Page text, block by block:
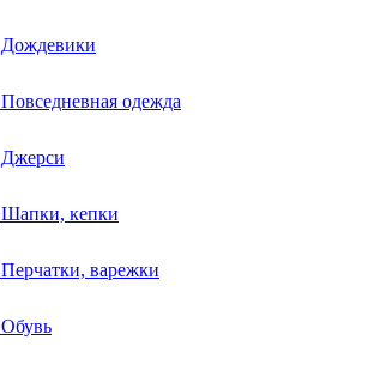
Дождевики
Повседневная одежда
Джерси
Шапки, кепки
Перчатки, варежки
Обувь